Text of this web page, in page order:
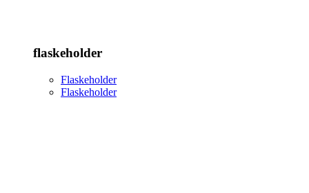
flaskeholder
Flaskeholder
Flaskeholder